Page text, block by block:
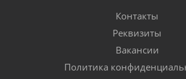
Контакты
Реквизиты
Вакансии
Политика